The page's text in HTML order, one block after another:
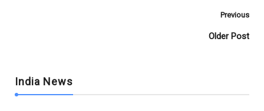
Previous
Older Post
India News